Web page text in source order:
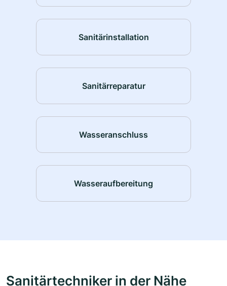
Sanitärinstallation
Sanitärreparatur
Wasseranschluss
Wasseraufbereitung
Sanitärtechniker in der Nähe